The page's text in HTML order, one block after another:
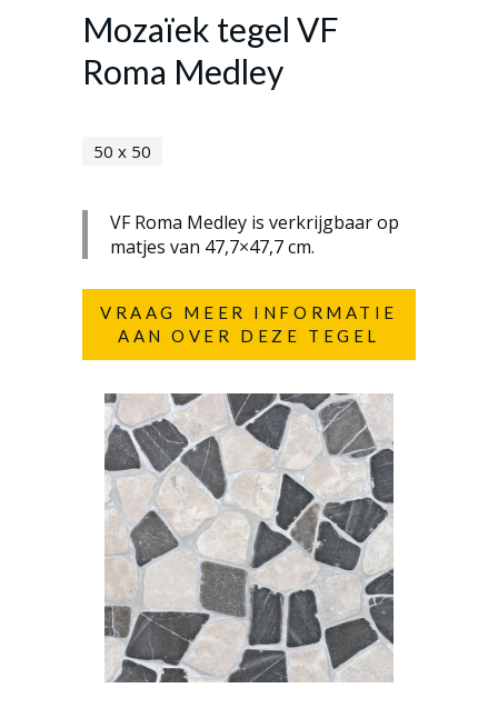
Mozaïek tegel VF
Roma Medley
50 x 50
VF Roma Medley is verkrijgbaar op
matjes van 47,7×47,7 cm.
VRAAG MEER INFORMATIE
AAN OVER DEZE TEGEL